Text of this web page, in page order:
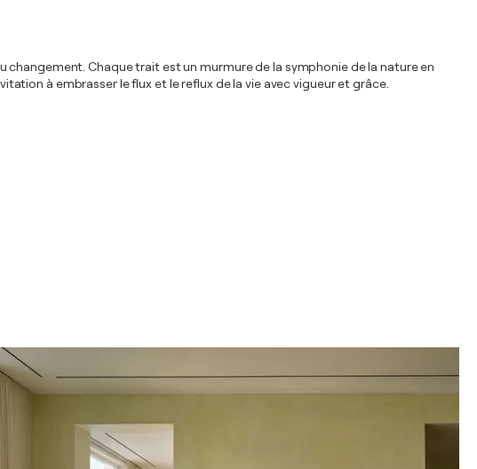
Chaque trait est un murmure de la symphonie de la nature en
à embrasser le flux et le reflux de la vie avec vigueur et grâce.